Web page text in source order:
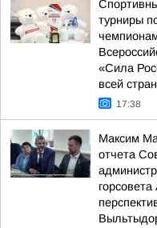
турниры
«Сила
всей
17:38
Максим
отчета